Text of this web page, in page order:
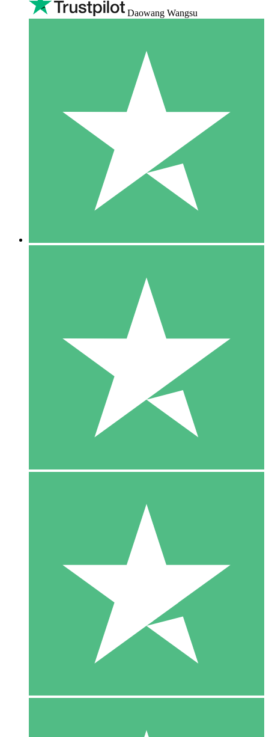
Daowang Wangsu